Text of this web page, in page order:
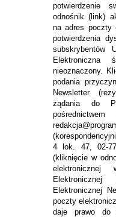
potwierdzenie
odnośnik (link)
na adres poczty
potwierdzenia
subskrybentów
Elektroniczna
nieoznaczony.
podania
Newsletter
żądania do
4 lok. 47, 02-
(kliknięcie w
elektronicznej
Elektronicznej
poczty
daje prawo do